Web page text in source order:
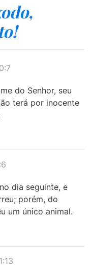
do Senhor, seu
terá por inocente
dia seguinte, e
porém, do
um único animal.